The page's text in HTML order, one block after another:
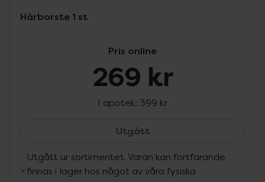
Hårborste 1 st
Pris online
269 kr
I apotek: 399 kr
UtgåttLenoites Hair Brush
Utgått ur sortimentet. Varan kan fortfarande
finnas i lager hos något av våra fysiska